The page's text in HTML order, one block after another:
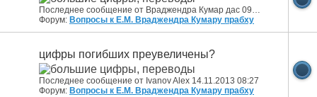
Последнее сообщение от Враджендра Кумар дас 09.10.2013
05:32
Форум: Вопросы к Е.М. Враджендра Кумару прабху
цифры погибших преувеличены?
Последнее сообщение от Ivanov Alex 14.11.2013 08:27
Форум: Вопросы к Е.М. Враджендра Кумару прабху